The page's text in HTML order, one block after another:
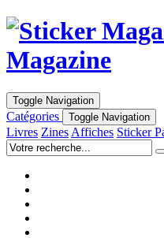
Magazine
Toggle Navigation
Catégories Toggle Navigation
Livres Zines Affiches Sticker